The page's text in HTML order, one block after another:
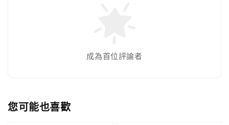
成為首位評論者
您可能也喜歡